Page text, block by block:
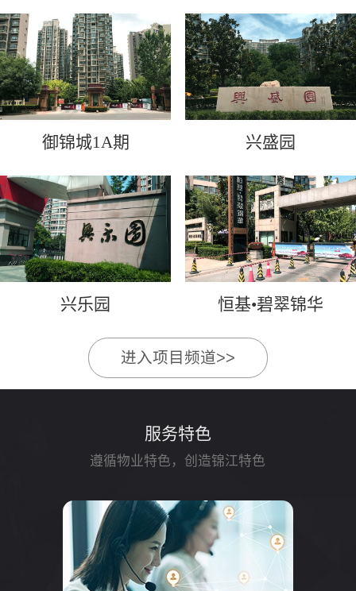
御锦城1A期 兴盛园
兴乐园 恒基•碧翠锦华
进入项目频道>>
服务特色
遵循物业特色，创造锦江特色